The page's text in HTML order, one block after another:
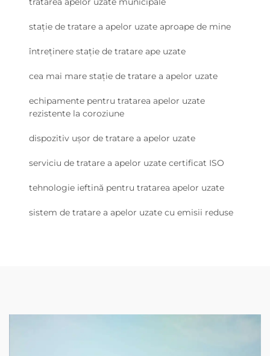
stație de tratare a apelor uzate aproape de mine
întreținere stație de tratare ape uzate
cea mai mare stație de tratare a apelor uzate
echipamente pentru tratarea apelor uzate
rezistente la coroziune
dispozitiv ușor de tratare a apelor uzate
serviciu de tratare a apelor uzate certificat ISO
tehnologie ieftină pentru tratarea apelor uzate
sistem de tratare a apelor uzate cu emisii reduse